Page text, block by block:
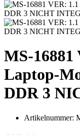
MS-
Laptop-
DDR 3
Artikelnummer: